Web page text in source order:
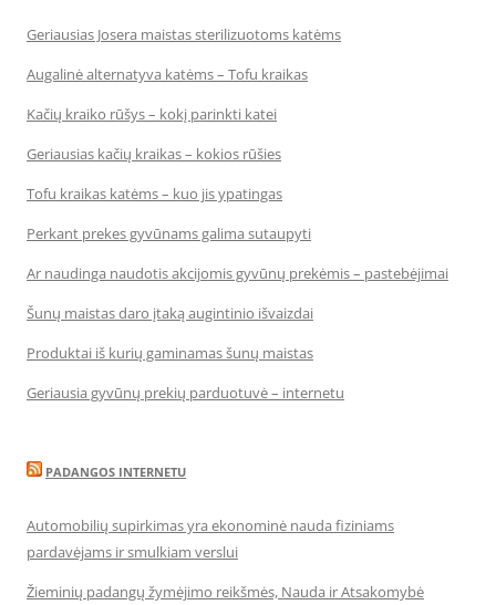
Geriausias Josera maistas sterilizuotoms katėms
Augalinė alternatyva katėms – Tofu kraikas
Kačių kraiko rūšys – kokį parinkti katei
Geriausias kačių kraikas – kokios rūšies
Tofu kraikas katėms – kuo jis ypatingas
Perkant prekes gyvūnams galima sutaupyti
Ar naudinga naudotis akcijomis gyvūnų prekėmis – pastebėjimai
Šunų maistas daro įtaką augintinio išvaizdai
Produktai iš kurių gaminamas šunų maistas
Geriausia gyvūnų prekių parduotuvė – internetu
PADANGOS INTERNETU
Automobilių supirkimas yra ekonominė nauda fiziniams
pardavėjams ir smulkiam verslui
Žieminių padangų žymėjimo reikšmės, Nauda ir Atsakomybė